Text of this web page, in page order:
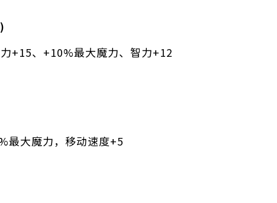
+15、+10%最大魔力、智力+12
最大魔力，移动速度+5